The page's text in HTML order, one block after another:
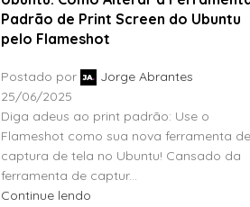
Padrão de Print Screen do Ubuntu
pelo Flameshot
Postado por
Jorge Abrantes
25/06/2025
Diga adeus ao print padrão: Use o
Flameshot como sua nova ferramenta de
captura de tela no Ubuntu! Cansado da
ferramenta de captur...
Continue lendo